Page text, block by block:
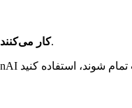
اعتبارات Microsoft Founders Hub برای Azure OpenAI کار می‌کنند.